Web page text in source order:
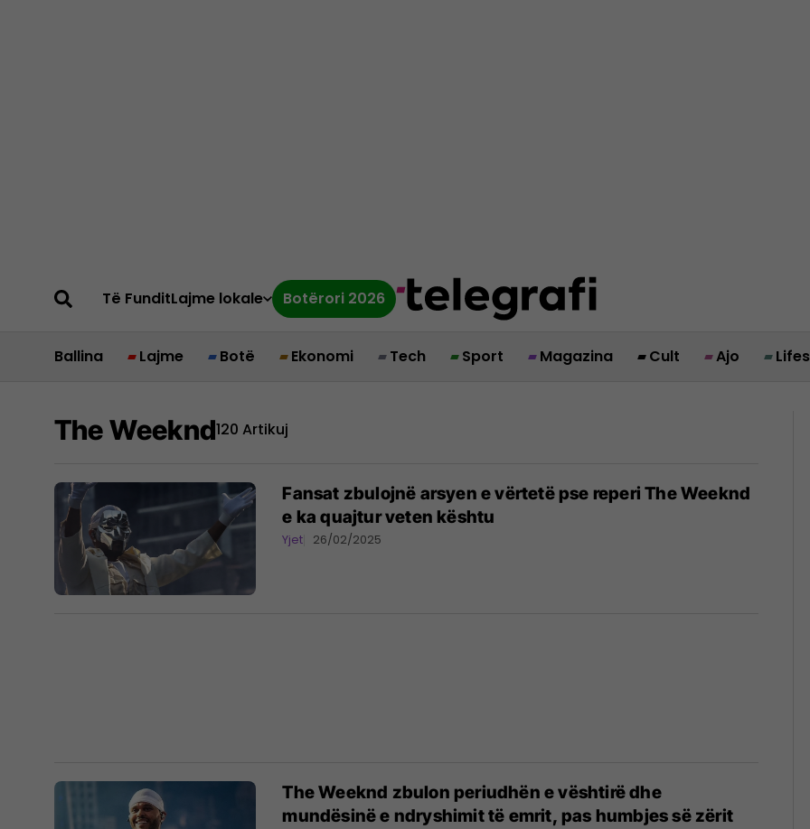
Të FunditLajme lokale Botërori 2026
Ballina Lajme Botë Ekonomi Tech Sport Magazina Cult Ajo
The Weeknd120 Artikuj
Fansat zbulojnë arsyen e vërtetë pse reperi The Weeknd
e ka quajtur veten kështu
Yjet 26/02/2025
The Weeknd zbulon periudhën e vështirë dhe
mundësinë e ndryshimit të emrit, pas humbjes së zërit